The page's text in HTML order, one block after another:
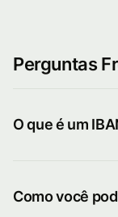
Perguntas
O que é um
Como você